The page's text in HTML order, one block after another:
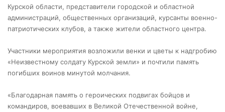
Курской области, представители городской и областной
администраций, общественных организаций, курсанты военно-
патриотических клубов, а также жители областного центра.
Участники мероприятия возложили венки и цветы к надгробию
«Неизвестному солдату Курской земли» и почтили память
погибших воинов минутой молчания.
«Благодарная память о героических подвигах бойцов и
командиров, воевавших в Великой Отечественной войне,